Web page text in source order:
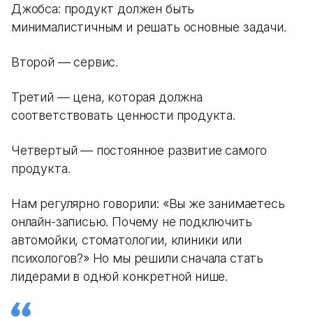
Джобса: продукт должен быть
минималистичным и решать основные задачи.
Второй — сервис.
Третий — цена, которая должна
соответствовать ценности продукта.
Четвертый — постоянное развитие самого
продукта.
Нам регулярно говорили: «Вы же занимаетесь
онлайн-записью. Почему не подключить
автомойки, стоматологии, клиники или
психологов?» Но мы решили сначала стать
лидерами в одной конкретной нише.